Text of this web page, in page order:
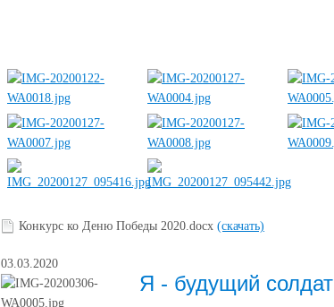
Конкурс ко Деню Победы 2020.docx (скачать)
03.03.2020
Я - будущий солдат